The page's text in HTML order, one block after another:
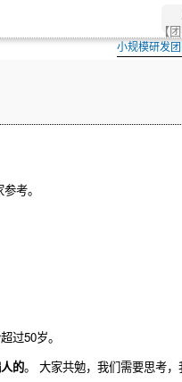
小规模研发
【
考。
过50岁。
的。 大家共勉，我们需要思考，